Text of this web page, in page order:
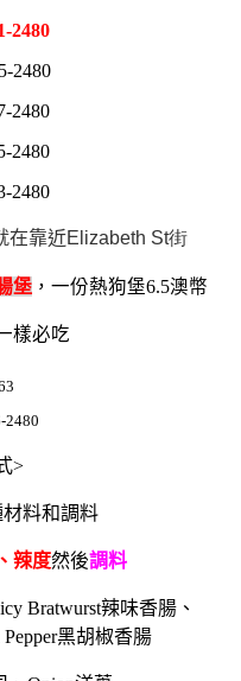
在靠近Elizabeth St街
堡，一份熱狗堡6.5澳幣
樣必吃
>
料和調料
、辣度然後調料
Bratwurst辣味香腸、
黑胡椒香腸